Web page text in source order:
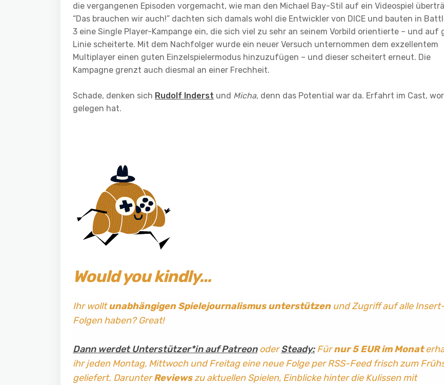
die vergangenen Episoden vorgemacht, wie man den Michael Bay-Stil auf ein Videospiel
“Das brauchen wir auch!” dachten sich damals wohl die Entwickler von DICE und bauten in
3 eine Single Player-Kampange ein, die sich viel zu sehr an seinem Vorbild orientierte – und auf
Linie scheiterte. Mit dem Nachfolger wurde ein neuer Versuch unternommen dem exzellentem
Multiplayer einen guten Einzelspielermodus hinzuzufügen – und dieser scheitert erneut. Die
Kampagne grenzt auch diesmal an einer Frechheit.
Schade, denken sich Rudolf Inderst und Micha, denn das Potential war da. Erfahrt im Cast,
gelegen hat.
Would you kindly…
Ihr wolltunabhängigen Spielejournalismus unterstützenund Zugriff auf alle
Folgen haben? Great!
Dann werdet Unterstützer*in auf PatreonoderSteady:Fürnur 5 EUR im Monat
ihr jeden Montag, Mittwoch und Freitag eine neue Folge per RSS-Feed frisch zum
geliefert. DarunterReviewszu aktuellen Spielen, Einblicke hinter die Kulissen mit